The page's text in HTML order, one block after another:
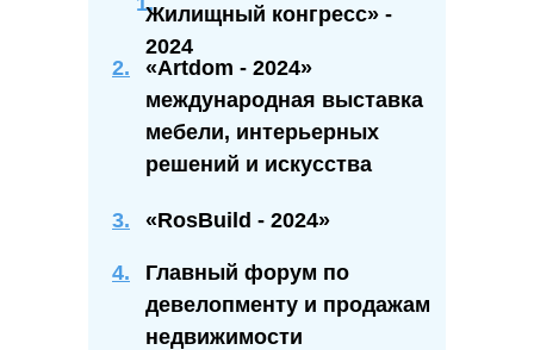
2.
«Artdom - 2024»
международная выставка
мебели, интерьерных
решений и искусства
3. «RosBuild - 2024»
Жилищный конгресс» -
2024
4.
Главный форум по
девелопменту и продажам
недвижимости